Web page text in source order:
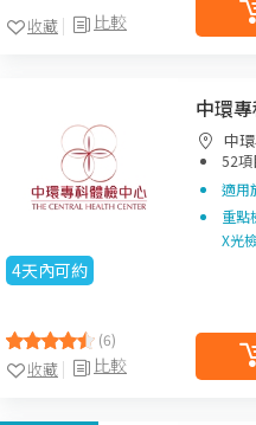
比較
收藏
4天內可約
(6)
比較
收藏
中環
中
52項
適用
重點
X光